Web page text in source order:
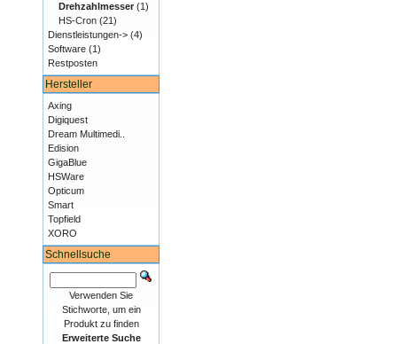
Drehzahlmesser (1)
HS-Cron (21)
Dienstleistungen-> (4)
Software (1)
Restposten
Hersteller
Axing
Digiquest
Dream Multimedi..
Edision
GigaBlue
HSWare
Opticum
Smart
Topfield
XORO
Schnellsuche
Verwenden Sie
Stichworte, um ein
Produkt zu finden
Erweiterte Suche